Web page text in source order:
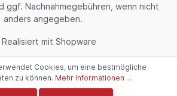
ggf. Nachnahmegebühren, wenn nicht
anders angegeben.
Realisiert mit Shopware
Cookies, um eine bestmögliche
zu können. Mehr Informationen ...